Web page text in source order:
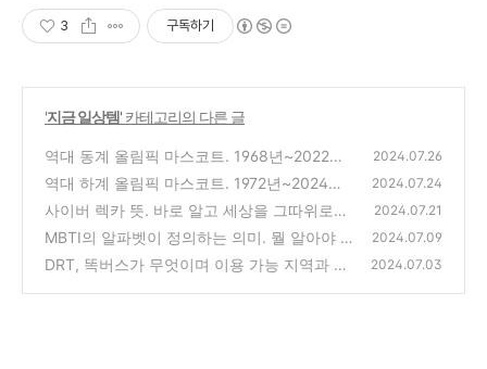
3 구독하기
'지금 일상템' 카테고리의 다른 글
역대 동계 올림픽 마스코트. 1968년~2022년
까지 한 눈에 모아보기
(0)
2024.07.26
역대 하계 올림픽 마스코트. 1972년~2024년
까지 한 눈에 모아보기
(0)
2024.07.24
사이버 렉카 뜻. 바로 알고 세상을 그따위로는
살지 말자.
(0)
2024.07.21
MBTI의 알파벳이 정의하는 의미. 뭘 알아야 유
형도 이해한다.
(0)
2024.07.09
DRT, 똑버스가 무엇이며 이용 가능 지역과 이
2024.07.03